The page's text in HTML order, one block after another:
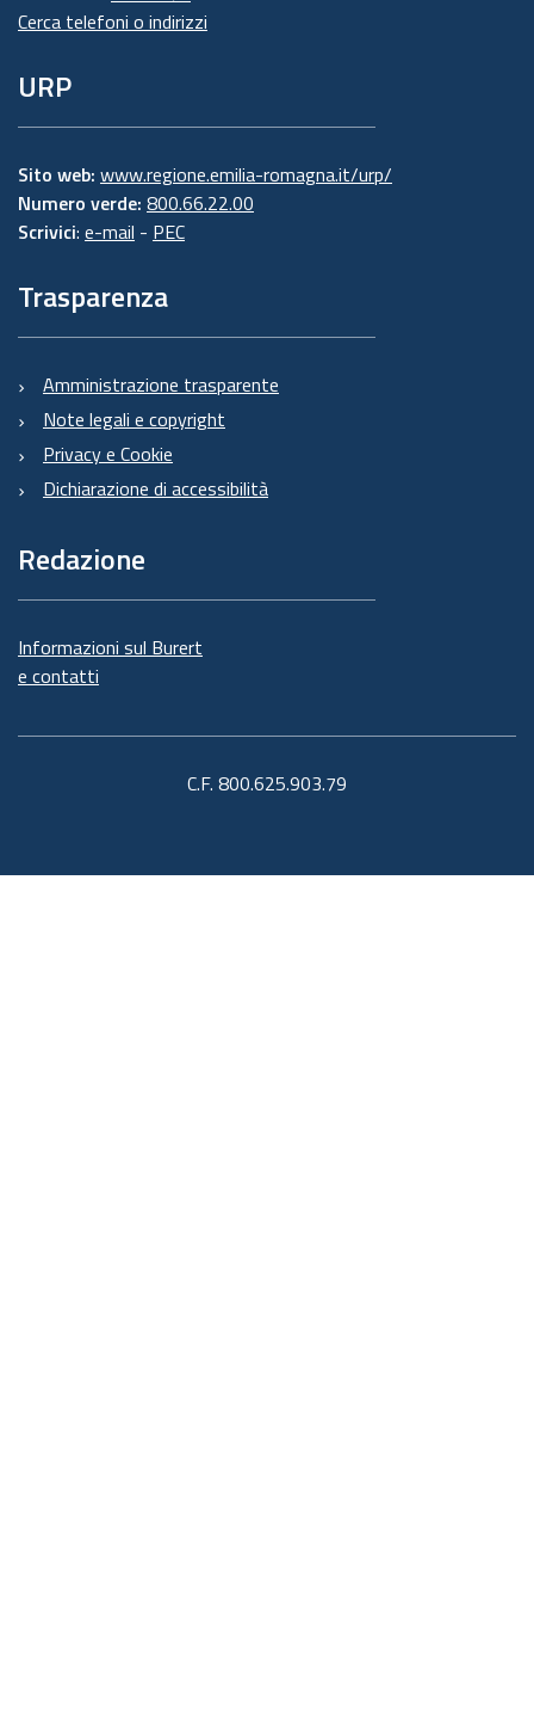
Cerca telefoni o indirizzi
URP
Sito web: www.regione.emilia-romagna.it/urp/
Numero verde: 800.66.22.00
Scrivici: e-mail - PEC
Trasparenza
Amministrazione trasparente
Note legali e copyright
Privacy e Cookie
Dichiarazione di accessibilità
Redazione
Informazioni sul Burert
e contatti
C.F. 800.625.903.79